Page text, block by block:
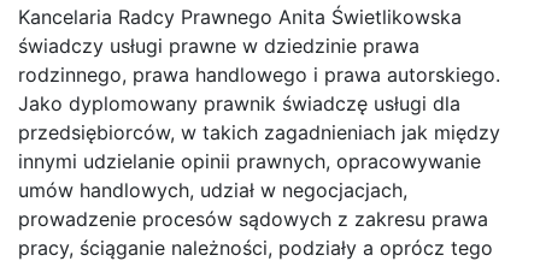
Kancelaria Radcy Prawnego Anita Świetlikowska
świadczy usługi prawne w dziedzinie prawa
rodzinnego, prawa handlowego i prawa autorskiego.
Jako dyplomowany prawnik świadczę usługi dla
przedsiębiorców, w takich zagadnieniach jak między
innymi udzielanie opinii prawnych, opracowywanie
umów handlowych, udział w negocjacjach,
prowadzenie procesów sądowych z zakresu prawa
pracy, ściąganie należności, podziały a oprócz tego